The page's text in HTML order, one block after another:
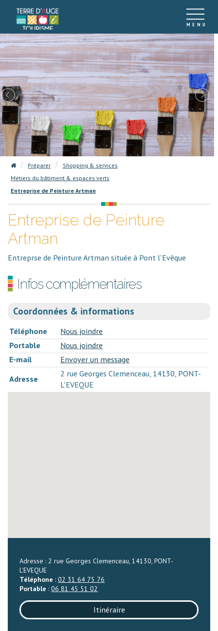
Préparer
Shopping & services
Métiers du bâtiment & espaces verts
Entreprise de Peinture Artman
Entreprise de Peinture
Artman
Entreprse de Peinture Artman située à Pont l'Evêque
Infos complémentaires
Coordonnées & informations
Téléphone
Nous joindre
Portable
Nous joindre
E-mail
Envoyer un message
Adresse
2 rue Georges Clemenceau, 14130, PONT-
L'EVEQUE
Adresse : 2 rue Georges Clemenceau, 14130, PONT-
L'EVEQUE
Téléphone :02 31 64 75 76
Portable :06 81 45 51 02
Itinéraire